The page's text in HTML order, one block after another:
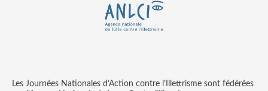
Les Journées Nationales d’Action contre l’Illettrisme sont fédérées